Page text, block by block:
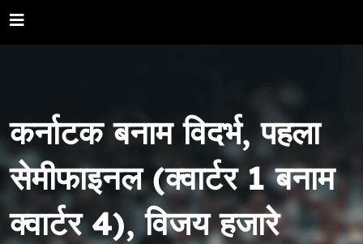
कर्नाटक बनाम विदर्भ, पहला
सेमीफाइनल (क्वार्टर 1 बनाम
क्वार्टर 4), विजय हजारे